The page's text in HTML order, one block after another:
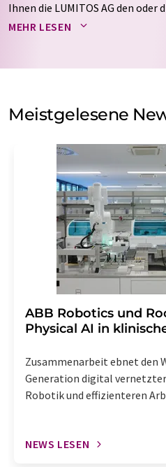
Ihnen die LUMITOS AG den oder
Newsletter per E-Mail zusendet.
auf Basis unserer
Meinungsforschung per E-Mail
Einwilligung können Sie jederzeit
Str. 2, 12489 Berlin oder per E-
widerruf@lumitos.commit
widerrufen. Zudem ist in jeder
Abbestellung des
enthalten.
MEHR LESEN
Meistgelesene
​​​​​​​ABB Robotics und
Physical AI in
Zusammenarbeit ebnet den
Generation digital
Robotik und effizienteren
NEWS LESEN